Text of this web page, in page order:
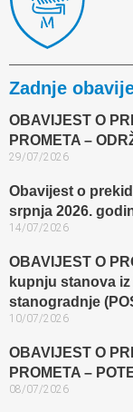
Zadnje
OBAVIJEST O
PROMETA –
29/07/2026
Obavijest o
srpnja 2026.
14/07/2026
OBAVIJEST O
kupnju stanova
stanogradnje
10/07/2026
OBAVIJEST O
PROMETA –
08/07/2026